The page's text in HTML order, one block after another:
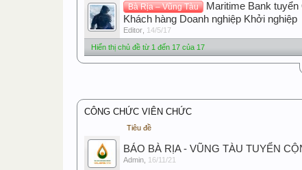
Bà Rịa – Vũng Tàu
Maritime Bank
Khách hàng Doanh nghiệp Khởi nghiệp
Editor, 14/5/17
Hiển thị chủ đề từ 1 đến 17 của 17
CÔNG CHỨC VIÊN CHỨC
Tiêu đề
BÁO BÀ RỊA - VŨNG TÀU TUYỂN
Admin, 16/11/21